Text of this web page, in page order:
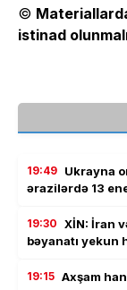
©
istinad
19:49 Ukrayna
ərazilərdə 13
19:30 XİN: İran
bəyanatı yekun
19:15 Axşam